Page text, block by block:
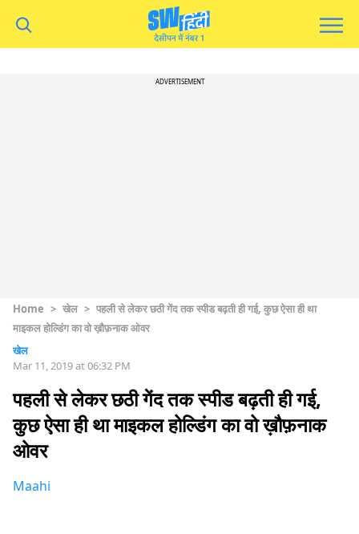
ADVERTISEMENT
Home > खेल > पहली से लेकर छठी गेंद तक स्पीड बढ़ती ही गई, कुछ ऐसा ही था
माइकल होल्डिंग का वो ख़ौफ़नाक ओवर
खेल
Mar 11, 2019 at 06:32 PM
पहली से लेकर छठी गेंद तक स्पीड बढ़ती ही गई,
कुछ ऐसा ही था माइकल होल्डिंग का वो ख़ौफ़नाक
ओवर
Maahi